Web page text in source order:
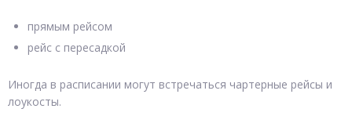
прямым рейсом
рейс с пересадкой
Иногда в расписании могут встречаться чартерные рейсы и
лоукосты.